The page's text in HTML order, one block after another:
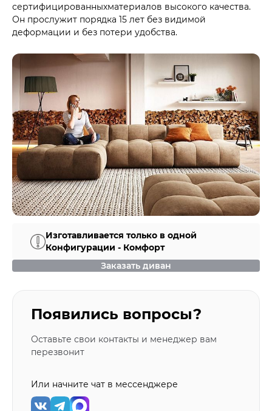
сертифицированныхматериалов высокого качества.
Он прослужит порядка 15 лет без видимой
деформации и без потери удобства.
Изготавливается только в одной
Конфигурации - Комфорт
Заказать диван
Появились вопросы?
Оставьте свои контакты и менеджер вам
перезвонит
Или начните чат в мессенджере